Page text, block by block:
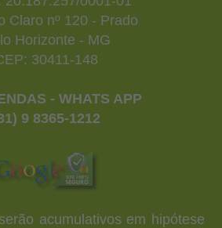
Claro nº 120 - Prado
Horizonte - MG
30411-148
- WHATS APP
9 8365-1212
acumulativos em hipótese